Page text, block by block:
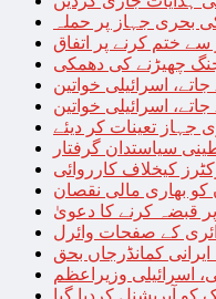
بحری جہاز پر حملہ
سے ختم کرنے پر اتفاق
چھیڑنے کی دھمکی
اسرائیلی خواتین
اسرائیلی خواتین
بھاری مالی نقصان
قبضہ کرنے کا دعویٰ
کے صفحات وائرل
کمانڈرجاں بحق
اسرائیلی وزیراعظم
آپریشنل کردیا گیا